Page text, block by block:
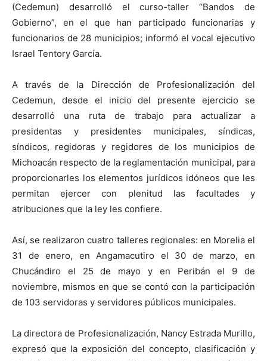
(Cedemun) desarrolló el curso-taller “Bandos de
Gobierno”, en el que han participado funcionarias y
funcionarios de 28 municipios; informó el vocal ejecutivo
Israel Tentory García.
A través de la Dirección de Profesionalización del
Cedemun, desde el inicio del presente ejercicio se
desarrolló una ruta de trabajo para actualizar a
presidentas y presidentes municipales, síndicas,
síndicos, regidoras y regidores de los municipios de
Michoacán respecto de la reglamentación municipal, para
proporcionarles los elementos jurídicos idóneos que les
permitan ejercer con plenitud las facultades y
atribuciones que la ley les confiere.
Así, se realizaron cuatro talleres regionales: en Morelia el
31 de enero, en Angamacutiro el 30 de marzo, en
Chucándiro el 25 de mayo y en Peribán el 9 de
noviembre, mismos en que se contó con la participación
de 103 servidoras y servidores públicos municipales.
La directora de Profesionalización, Nancy Estrada Murillo,
expresó que la exposición del concepto, clasificación y